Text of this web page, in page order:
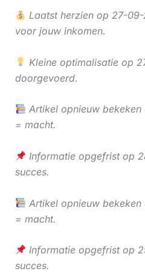
Laatst herzien op 27-
voor jouw inkomen.
Kleine optimalisatie op
doorgevoerd.
Artikel opnieuw
= macht.
Informatie opgefrist op
succes.
Artikel opnieuw
= macht.
Informatie opgefrist op
succes.